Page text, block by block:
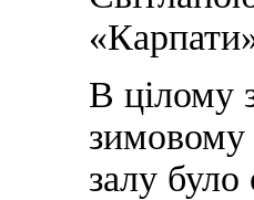
В цілому
зимовому
залу було